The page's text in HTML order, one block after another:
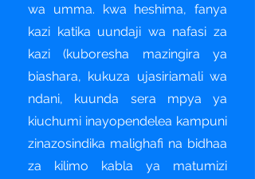
wa umma. kwa heshima, fanya
kazi katika uundaji wa nafasi za
kazi (kuboresha mazingira ya
biashara, kukuza ujasiriamali wa
ndani, kuunda sera mpya ya
kiuchumi inayopendelea kampuni
zinazosindika malighafi na bidhaa
za kilimo kabla ya matumizi